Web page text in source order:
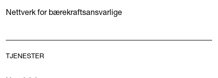
Nettverk for bærekraftsansvarlige
TJENESTER